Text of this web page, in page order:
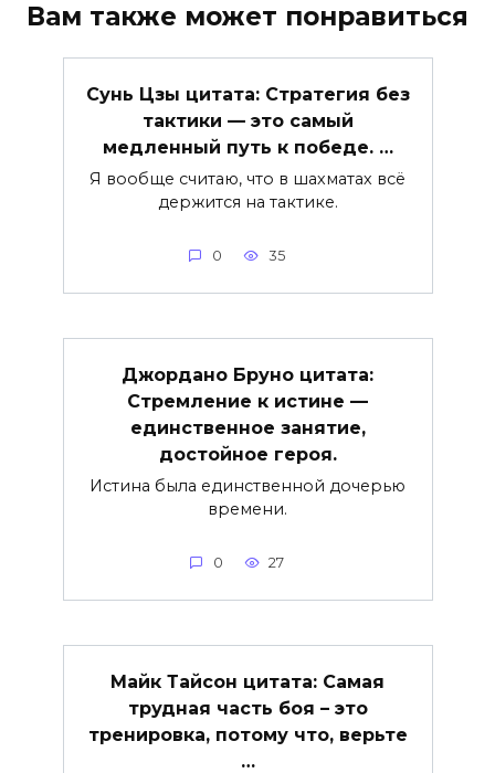
Вам также может понравиться
Сунь Цзы цитата: Стратегия без
тактики — это самый
медленный путь к победе. …
Я вообще счи­таю, что в шахматах всё
держит­ся на тактике.
0 35
Джордано Бруно цитата:
Стремление к истине —
единственное занятие,
достойное героя.
Истина была единственной дочерью
времени.
0 27
Майк Тайсон цитата: Самая
трудная часть боя – это
тренировка, потому что, верьте
…